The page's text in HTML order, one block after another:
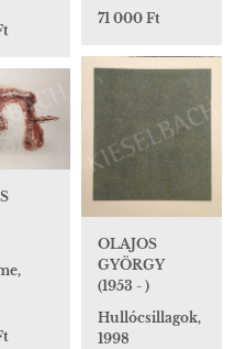
71 000 Ft
OLAJOS
GYÖRGY
(1953 - )
Hullócsillagok,
1998